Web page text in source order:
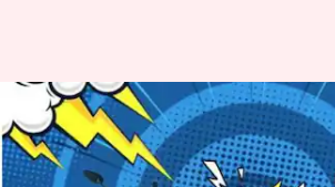
ఓలా ఎస్1 కంటే కొమాకి
బెటర్.. ఫీచర్లు చూస్తే
కొనేస్తారు..!